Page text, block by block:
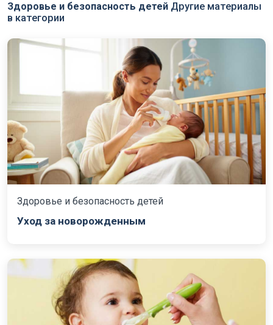
Здоровье и безопасность детей Другие материалы
в категории
Здоровье и безопасность детей
Уход за новорожденным